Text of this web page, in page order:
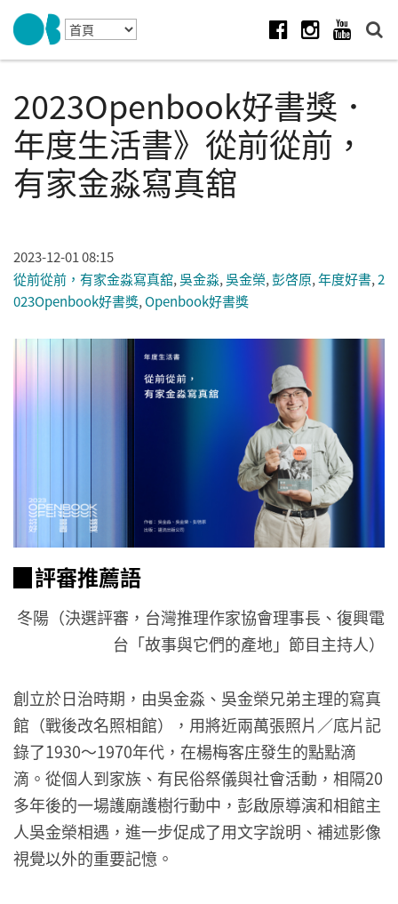
Skip to navigation
移至主內容
2023Openbook好書獎．
年度生活書》從前從前，
有家金淼寫真舘
2023-12-01 08:15
從前從前，有家金淼寫真舘,吳金淼,吳金榮,彭啓原,年度好書,2
023Openbook好書獎,Openbook好書獎
▉評審推薦語
冬陽（決選評審，台灣推理作家協會理事長、復興電
台「故事與它們的產地」節目主持人）
創立於日治時期，由吳金淼、吳金榮兄弟主理的寫真
館（戰後改名照相館），用將近兩萬張照片／底片記
錄了1930～1970年代，在楊梅客庄發生的點點滴
滴。從個人到家族、有民俗祭儀與社會活動，相隔20
多年後的一場護廟護樹行動中，彭啟原導演和相館主
人吳金榮相遇，進一步促成了用文字說明、補述影像
視覺以外的重要記憶。